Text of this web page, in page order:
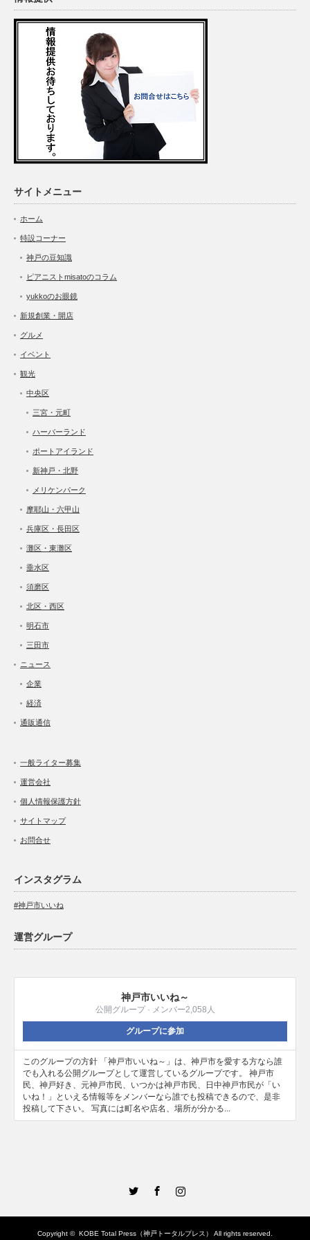
サイトメニュー
ホーム
特設コーナー
神戸の豆知識
ピアニストmisatoのコラム
yukkoのお眼鏡
新規創業・開店
グルメ
イベント
観光
中央区
三宮・元町
ハーバーランド
ポートアイランド
新神戸・北野
メリケンパーク
摩耶山・六甲山
兵庫区・長田区
灘区・東灘区
垂水区
須磨区
北区・西区
明石市
三田市
ニュース
企業
経済
通販通信
一般ライター募集
運営会社
個人情報保護方針
サイトマップ
お問合せ
インスタグラム
#神戸市いいね
運営グループ
神戸市いいね～
公開グループ · メンバー2,058人
グループに参加
このグループの方針 「神戸市いいね～」は、神戸市を愛する方なら誰
でも入れる公開グループとして運営しているグループです。 神戸市
民、神戸好き、元神戸市民、いつかは神戸市民、日中神戸市民が「い
いね！」といえる情報等をメンバーなら誰でも投稿できるので、是非
投稿して下さい。 写真には町名や店名、場所が分かる...
Copyright © KOBE Total Press（神戸トータルプレス） All rights reserved.